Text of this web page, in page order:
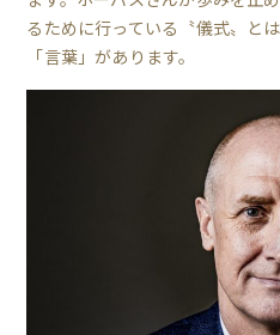
るために行っている〝儀式〟と
「言葉」があります。